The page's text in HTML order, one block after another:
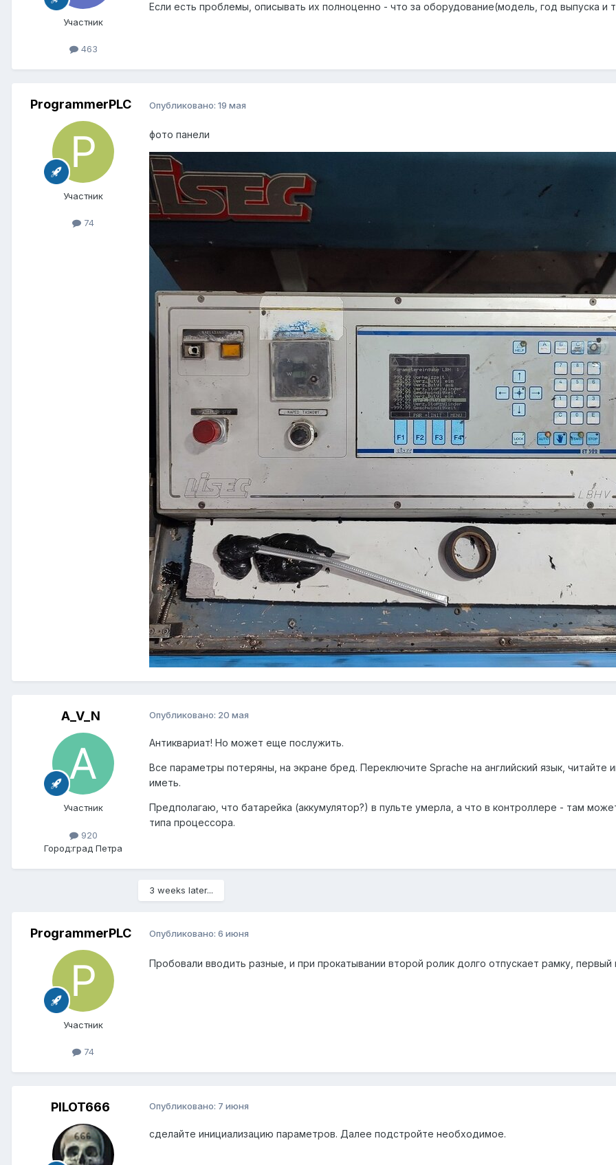
Участник
463
Если есть проблемы, описывать их полноценно - что за оборудование(модель, год выпуска и
ProgrammerPLC
Участник
74
Опубликовано: 19 мая
фото панели
A_V_N
Участник
920
Город:град Петра
Опубликовано: 20 мая
Антиквариат! Но может еще послужить.
Все параметры потеряны, на экране бред. Переключите Sprache на английский язык,
иметь.
Предполагаю, что батарейка (аккумулятор?) в пульте умерла, а что в контроллере - там
типа процессора.
3 weeks later...
ProgrammerPLC
Участник
74
Опубликовано: 6 июня
Пробовали вводить разные, и при прокатывании второй ролик долго отпускает рамку,
PILOT666 Опубликовано: 7 июня
сделайте инициализацию параметров. Далее подстройте необходимое.